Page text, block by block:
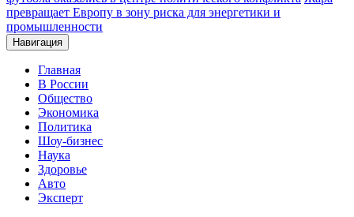
превращает Европу в зону риска для энергетики и
промышленности
Навигация
Главная
В России
Общество
Экономика
Политика
Шоу-бизнес
Наука
Здоровье
Авто
Эксперт